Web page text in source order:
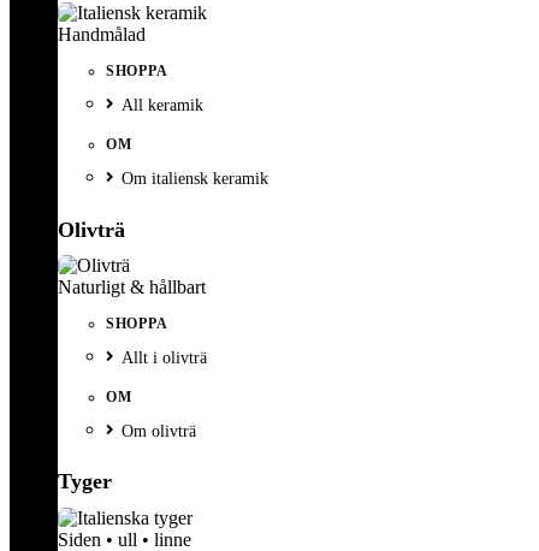
Handmålad
SHOPPA
All keramik
OM
Om italiensk keramik
Olivträ
Naturligt & hållbart
SHOPPA
Allt i olivträ
OM
Om olivträ
Tyger
Siden • ull • linne